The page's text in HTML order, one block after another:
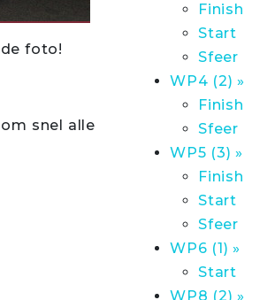
foto!
om snel alle
Finish
Start
Sfeer
WP4 (2) »
Finish
Sfeer
WP5 (3) »
Finish
Start
Sfeer
WP6 (1) »
Start
WP8 (2) »